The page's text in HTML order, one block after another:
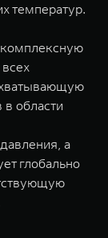
температур.
области
а
глобально